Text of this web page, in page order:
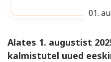
01.
Alates 1. augustist
kalmistutel uued